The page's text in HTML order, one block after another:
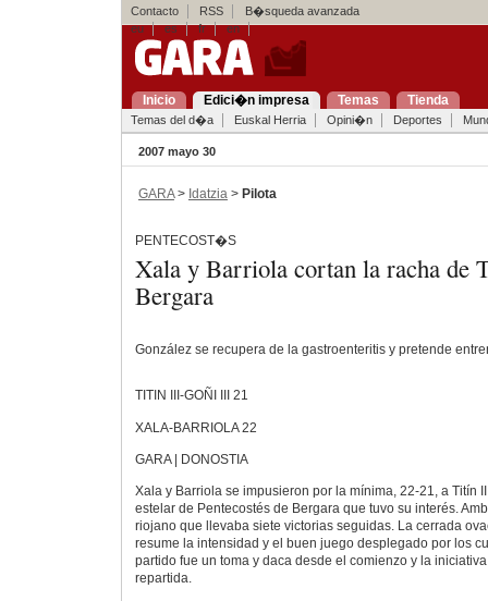
Contacto RSS
B�squeda avanzada
eu
es fr en
Inicio Edici�n impresa Temas Tienda
Temas del d�a Euskal Herria Opini�n Deportes
2007 mayo 30
GARA> Idatzia > Pilota
PENTECOST�S
Xala y Barriola cortan la racha de
Bergara
González se recupera de la gastroenteritis y pretende
TITIN III-GOÑI III 21
XALA-BARRIOLA22
GARA | DONOSTIA
Xala y Barriola se impusieron por la mínima, 22-21, a Titín
estelar de Pentecostés de Bergara que tuvo su interés.
riojano que llevaba siete victorias seguidas. La cerrada
resume la intensidad y el buen juego desplegado por los
partido fue un toma y daca desde el comienzo y la
repartida.